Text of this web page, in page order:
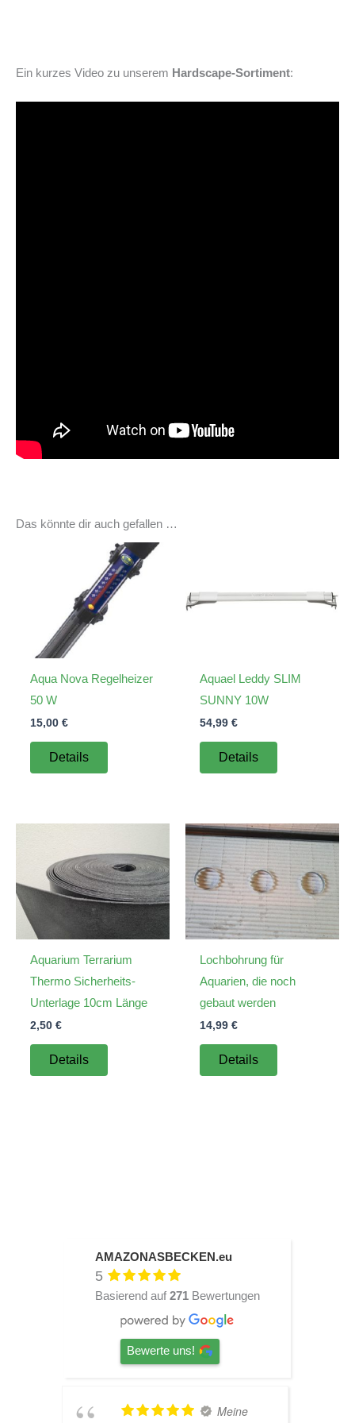
Ein kurzes Video zu unserem Hardscape-Sortiment:
Das könnte dir auch gefallen …
Aqua Nova Regelheizer
50 W
15,00 €
Details
Aquael Leddy SLIM
SUNNY 10W
54,99 €
Details
Aquarium Terrarium
Thermo Sicherheits-
Unterlage 10cm Länge
2,50 €
Details
Lochbohrung für
Aquarien, die noch
gebaut werden
14,99 €
Details
AMAZONASBECKEN.eu
5
Basierend auf 271 Bewertungen
Bewerte uns!
TOP